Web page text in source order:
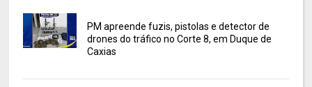
PM apreende fuzis, pistolas e detector de
drones do tráfico no Corte 8, em Duque de
Caxias